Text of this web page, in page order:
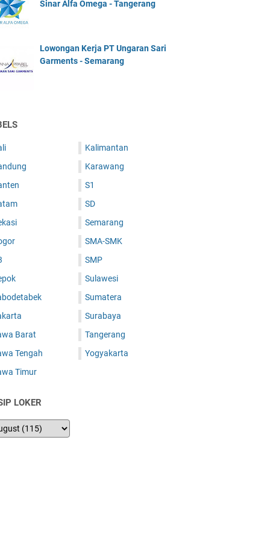
Sinar Alfa Omega - Tangerang
Lowongan Kerja PT Ungaran Sari
Garments - Semarang
Barat
Tengah
Timur
Kalimantan
Karawang
S1
SD
Semarang
SMA-SMK
SMP
Sulawesi
Sumatera
Surabaya
Tangerang
Yogyakarta
LOKER